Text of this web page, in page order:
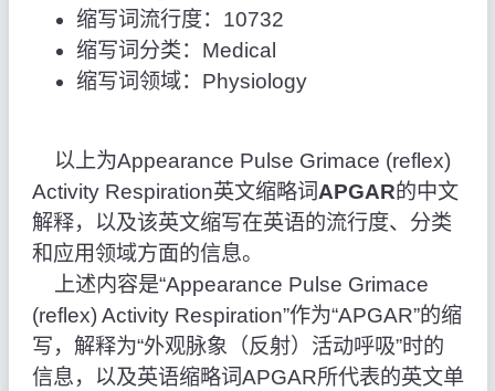
缩写词流行度：10732
缩写词分类：Medical
缩写词领域：Physiology
以上为Appearance Pulse Grimace (reflex)
Activity Respiration英文缩略词 APGAR的中文
解释，以及该英文缩写在英语的流行度、分类
和应用领域方面的信息。
上述内容是“Appearance Pulse Grimace
(reflex) Activity Respiration”作为“APGAR”的缩
写，解释为“外观脉象（反射）活动呼吸”时的
信息，以及英语缩略词APGAR所代表的英文单